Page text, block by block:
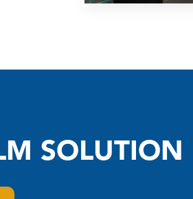
SOLUTION